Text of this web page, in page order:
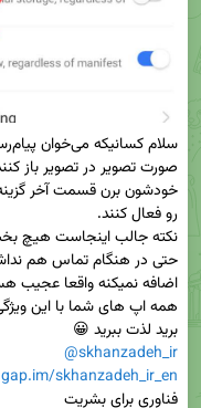
برید لذت ببرید 😀
@skhanzadeh_ir
gap.im/skhanzadeh_ir_en